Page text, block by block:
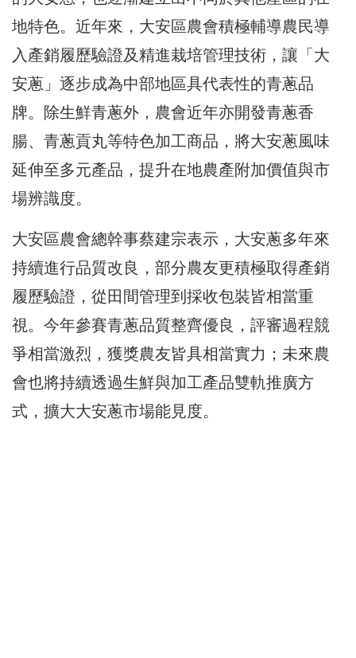
地特色。近年來，大安區農會積極輔導農民導
入產銷履歷驗證及精進栽培管理技術，讓「大
安蔥」逐步成為中部地區具代表性的青蔥品
牌。除生鮮青蔥外，農會近年亦開發青蔥香
腸、青蔥貢丸等特色加工商品，將大安蔥風味
延伸至多元產品，提升在地農產附加價值與市
場辨識度。
大安區農會總幹事蔡建宗表示，大安蔥多年來
持續進行品質改良，部分農友更積極取得產銷
履歷驗證，從田間管理到採收包裝皆相當重
視。今年參賽青蔥品質整齊優良，評審過程競
爭相當激烈，獲獎農友皆具相當實力；未來農
會也將持續透過生鮮與加工產品雙軌推廣方
式，擴大大安蔥市場能見度。